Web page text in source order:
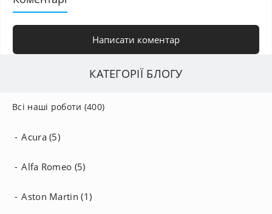
Написати коментар
КАТЕГОРІЇ БЛОГУ
Всі наші роботи (400)
Acura (5)
Alfa Romeo (5)
Aston Martin (1)